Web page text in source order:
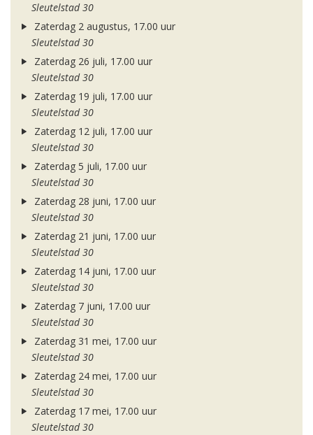
Sleutelstad 30
Zaterdag 2 augustus, 17.00 uur
Sleutelstad 30
Zaterdag 26 juli, 17.00 uur
Sleutelstad 30
Zaterdag 19 juli, 17.00 uur
Sleutelstad 30
Zaterdag 12 juli, 17.00 uur
Sleutelstad 30
Zaterdag 5 juli, 17.00 uur
Sleutelstad 30
Zaterdag 28 juni, 17.00 uur
Sleutelstad 30
Zaterdag 21 juni, 17.00 uur
Sleutelstad 30
Zaterdag 14 juni, 17.00 uur
Sleutelstad 30
Zaterdag 7 juni, 17.00 uur
Sleutelstad 30
Zaterdag 31 mei, 17.00 uur
Sleutelstad 30
Zaterdag 24 mei, 17.00 uur
Sleutelstad 30
Zaterdag 17 mei, 17.00 uur
Sleutelstad 30